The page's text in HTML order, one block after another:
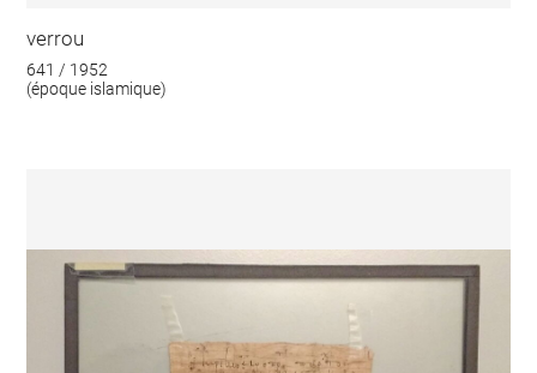
verrou
641 / 1952
(époque islamique)